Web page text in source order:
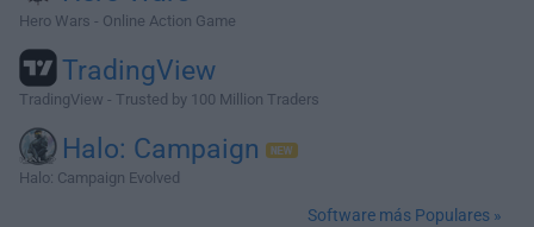
Hero Wars - Online Action Game
TradingView
TradingView - Trusted by 100 Million Traders
Halo: Campaign
Halo: Campaign Evolved
Software más Populares »